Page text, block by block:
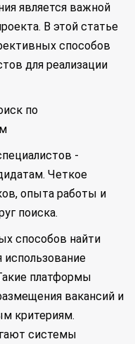
является важной
В этой статье
способов
для реализации
по
-
Четкое
опыта работы и
поиска.
способов найти
использование
платформы
вакансий и
критериям.
системы